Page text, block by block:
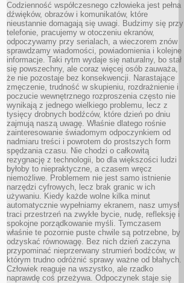
Codzienność współczesnego człowieka jest pełna
dźwięków, obrazów i komunikatów, które
nieustannie domagają się uwagi. Budzimy się przy
telefonie, pracujemy w otoczeniu ekranów,
odpoczywamy przy serialach, a wieczorem znów
sprawdzamy wiadomości, powiadomienia i kolejne
informacje. Taki rytm wydaje się naturalny, bo stał
się powszechny, ale coraz więcej osób zauważa,
że nie pozostaje bez konsekwencji. Narastające
zmęczenie, trudność w skupieniu, rozdrażnienie i
poczucie wewnętrznego rozproszenia często nie
wynikają z jednego wielkiego problemu, lecz z
tysięcy drobnych bodźców, które dzień po dniu
zajmują naszą uwagę. Właśnie dlatego rośnie
zainteresowanie świadomym odpoczynkiem od
nadmiaru treści i powrotem do prostszych form
spędzania czasu. Nie chodzi o całkowitą
rezygnację z technologii, bo dla większości ludzi
byłoby to niepraktyczne, a czasem wręcz
niemożliwe. Problemem nie jest samo istnienie
narzędzi cyfrowych, lecz brak granic w ich
używaniu. Kiedy każde wolne kilka minut
automatycznie wypełniamy ekranem, nasz umysł
traci przestrzeń na zwykłe bycie, nudę, refleksję i
spokojne porządkowanie myśli. Tymczasem
właśnie te pozornie puste chwile są potrzebne, by
odzyskać równowagę. Bez nich dzień zaczyna
przypominać nieprzerwany strumień bodźców, w
którym trudno odróżnić sprawy ważne od błahych.
Człowiek reaguje na wszystko, ale rzadko
naprawdę coś przeżywa. Odpoczynek staje się